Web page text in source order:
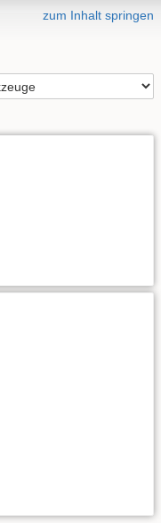
zum Inhalt springen